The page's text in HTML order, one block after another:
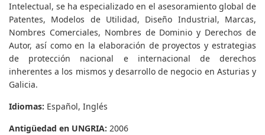
Intelectual, se ha especializado en el asesoramiento global de
Patentes, Modelos de Utilidad, Diseño Industrial, Marcas,
Nombres Comerciales, Nombres de Dominio y Derechos de
Autor, así como en la elaboración de proyectos y estrategias
de protección nacional e internacional de derechos
inherentes a los mismos y desarrollo de negocio en Asturias y
Galicia.
Idiomas: Español, Inglés
Antigüedad en UNGRIA: 2006